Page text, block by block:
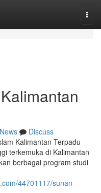
News
Discuss
Kalimantan Terpadu
terkemuka di Kalimantan
berbagai program studi
44701117/sunan-